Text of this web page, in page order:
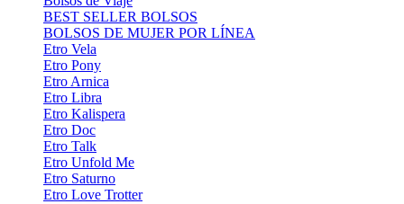
BEST SELLER BOLSOS
BOLSOS DE MUJER POR LÍNEA
Etro Vela
Etro Pony
Etro Arnica
Etro Libra
Etro Kalispera
Etro Doc
Etro Talk
Etro Unfold Me
Etro Saturno
Etro Love Trotter